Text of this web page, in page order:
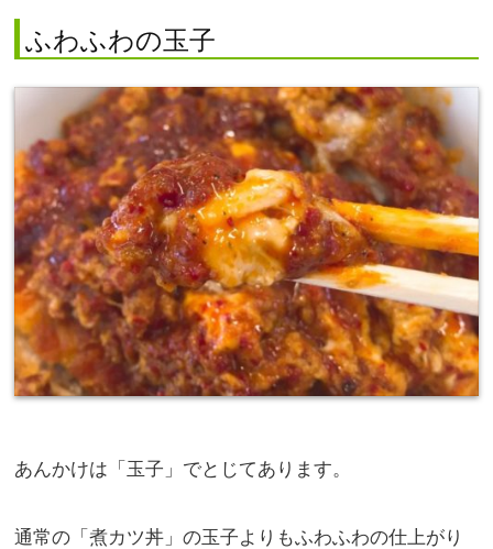
ふわふわの玉子
あんかけは「玉子」でとじてあります。
通常の「煮カツ丼」の玉子よりもふわふわの仕上がり